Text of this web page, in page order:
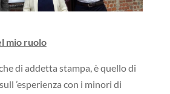
mio ruolo
di addetta stampa, è quello di
’esperienza con i minori di